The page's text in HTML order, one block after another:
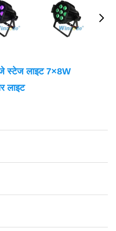
स्टेज लाइट 7×8W
लाइट